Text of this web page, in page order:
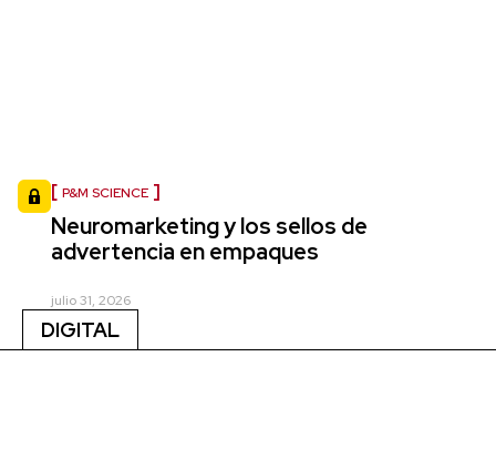
P&M SCIENCE
Neuromarketing y los sellos de
advertencia en empaques
julio 31, 2026
DIGITAL